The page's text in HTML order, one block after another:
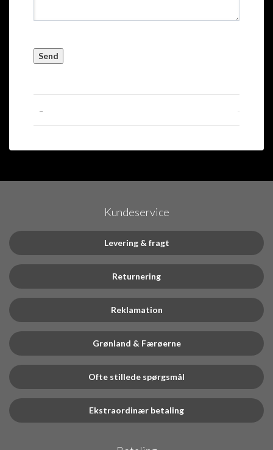
Kundeservice
Levering & fragt
Returnering
Reklamation
Grønland & Færøerne
Ofte stillede spørgsmål
Ekstraordinær betaling